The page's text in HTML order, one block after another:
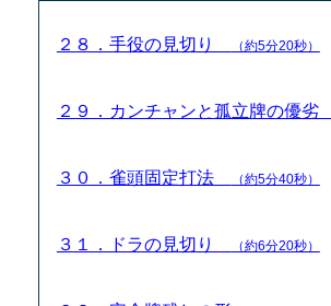
２８．手役の見切り （約5分20秒）
２９．カンチャンと孤立牌の優劣
３０．雀頭固定打法 （約5分40秒）
３１．ドラの見切り （約6分20秒）